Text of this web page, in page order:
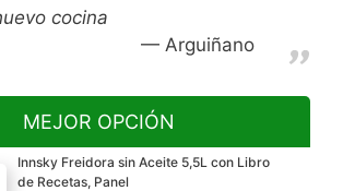
cocina
Arguiñano
MEJOR OPCIÓN
Innsky Freidora sin Aceite 5,5L con Libro
de Recetas, Panel